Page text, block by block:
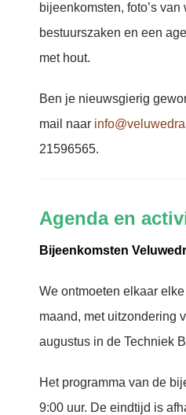
bijeenkomsten, foto’s
bestuurszaken en een
met hout.
Ben je nieuwsgierig
mail naar
21596565.
Agenda en
Bijeenkomsten
We ontmoeten elkaar
maand, met uitzondering
augustus in de Techniek
Het programma van de
9:00 uur. De eindtijd is